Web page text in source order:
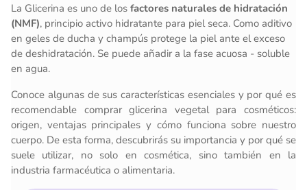
La Glicerina es uno de los factores naturales de hidratación
(NMF), principio activo hidratante para piel seca. Como aditivo
en geles de ducha y champús protege la piel ante el exceso
de deshidratación. Se puede añadir a la fase acuosa - soluble
en agua.
Conoce algunas de sus características esenciales y por qué es
recomendable comprar glicerina vegetal para cosméticos:
origen, ventajas principales y cómo funciona sobre nuestro
cuerpo. De esta forma, descubrirás su importancia y por qué se
suele utilizar, no solo en cosmética, sino también en la
industria farmacéutica o alimentaria.